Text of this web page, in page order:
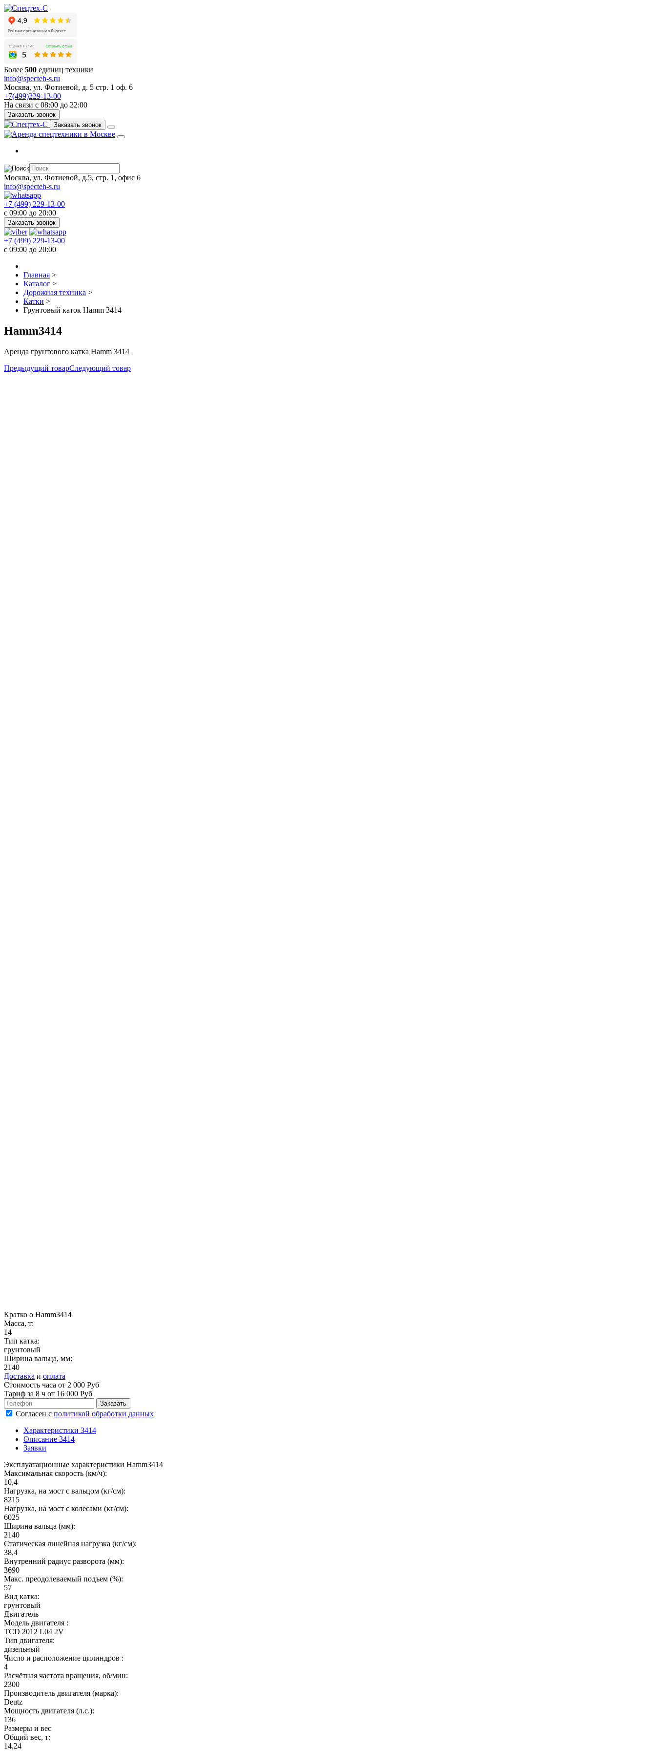
Более 500 единиц техники
info@specteh-s.ru
Москва, ул. Фотиевой, д. 5 стр. 1 оф. 6
+7(499)229-13-00
На связи с 08:00 до 22:00
Заказать звонок
Заказать звонок
Москва, ул. Фотиевой, д.5, стр. 1, офис 6
info@specteh-s.ru
+7 (499) 229-13-00
c 09:00 до 20:00
Заказать звонок
+7 (499) 229-13-00
c 09:00 до 20:00
Главная >
Каталог >
Дорожная техника >
Катки >
Грунтовый каток Hamm 3414
Hamm3414
Аренда грунтового катка Hamm 3414
Предыдущий товарСледующий товар
Кратко о Hamm3414
Масса, т:
14
Тип катка:
грунтовый
Ширина вальца, мм:
2140
Доставка и оплата
Стоимость часа от 2 000 Руб
Тариф за 8 ч от 16 000 Руб
Согласен с политикой обработки данных
Характеристики 3414
Описание 3414
Заявки
Эксплуатационные характеристики Hamm3414
Максимальная скорость (км/ч):
10,4
Нагрузка, на мост с вальцом (кг/см):
8215
Нагрузка, на мост с колесами (кг/см):
6025
Ширина вальца (мм):
2140
Статическая линейная нагрузка (кг/см):
38,4
Внутренний радиус разворота (мм):
3690
Макс. преодолеваемый подъем (%):
57
Вид катка:
грунтовый
Двигатель
Модель двигателя :
TCD 2012 L04 2V
Тип двигателя:
дизельный
Число и расположение цилиндров :
4
Расчётная частота вращения, об/мин:
2300
Производитель двигателя (марка):
Deutz
Мощность двигателя (л.с.):
136
Размеры и вес
Общий вес, т:
14,24